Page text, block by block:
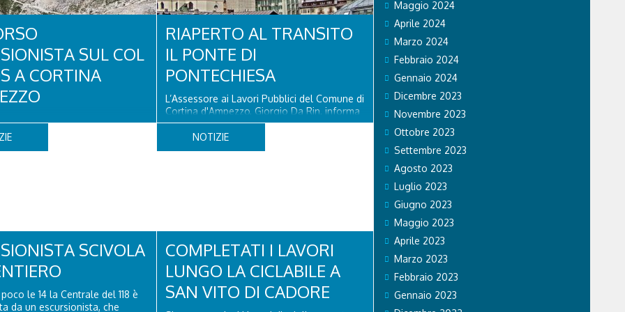
SUL COL
A CORTINA
dopo aver perso la traccia
il sentiero del Col dei Bos.
RIAPERTO AL TRANSITO
IL PONTE DI
PONTECHIESA
L’Assessore ai Lavori Pubblici del Comune di
Cortina d'Ampezzo, Giorgio Da Rin, informa
che il Ponte di Pontechiesa, prospiciente
alla Latteria Cortina, è ufficialmente riaperto
al transito a partire da oggi, sabato 8
SCIVOLA
le 14 la Centrale del 118 è
da un escursionista, che
NOTIZIE
COMPLETATI I LAVORI
LUNGO LA CICLABILE A
SAN VITO DI CADORE
Maggio 2024
Aprile 2024
Marzo 2024
Febbraio 2024
Gennaio 2024
Dicembre 2023
Novembre 2023
Ottobre 2023
Settembre 2023
Agosto 2023
Luglio 2023
Giugno 2023
Maggio 2023
Aprile 2023
Marzo 2023
Febbraio 2023
Gennaio 2023